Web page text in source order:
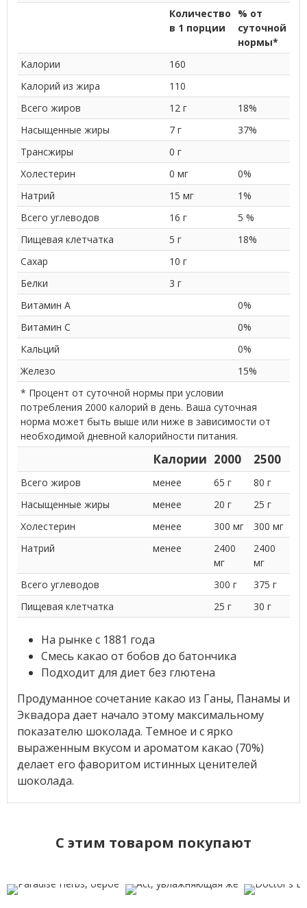
Количество
в 1 порции
% от
суточной
нормы*
Калории
160
Калорий из жира
110
Всего жиров
12 г
18%
Насыщенные жиры
7 г
37%
Трансжиры
0 г
Холестерин
0 мг
0%
Натрий
15 мг
1%
Всего углеводов
16 г
5 %
Пищевая клетчатка
5 г
18%
Сахар
10 г
Белки
3 г
Витамин A
0%
Витамин C
0%
Кальций
0%
Железо
15%
* Процент от суточной нормы при условии
потребления 2000 калорий в день. Ваша суточная
норма может быть выше или ниже в зависимости от
необходимой дневной калорийности питания.
Калории 2000 2500
Всего жиров менее 65 г
80 г
Насыщенные жиры
менее 20 г
25 г
Холестерин
менее 300 мг
300 мг
Натрий
менее
2400
мг
2400
мг
Всего углеводов
300 г
375 г
Пищевая клетчатка
25 г 30 г
На рынке с 1881 года
Смесь какао от бобов до батончика
Подходит для диет без глютена
Продуманное сочетание какао из Ганы, Панамы и
Эквадора дает начало этому максимальному
показателю шоколада. Темное и с ярко
выраженным вкусом и ароматом какао (70%)
делает его фаворитом истинных ценителей
шоколада.
C этим товаром покупают